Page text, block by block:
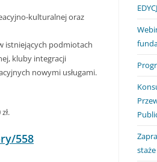
kulturalnej oraz
istniejących podmiotach
kluby integracji
nowymi usługami.
558